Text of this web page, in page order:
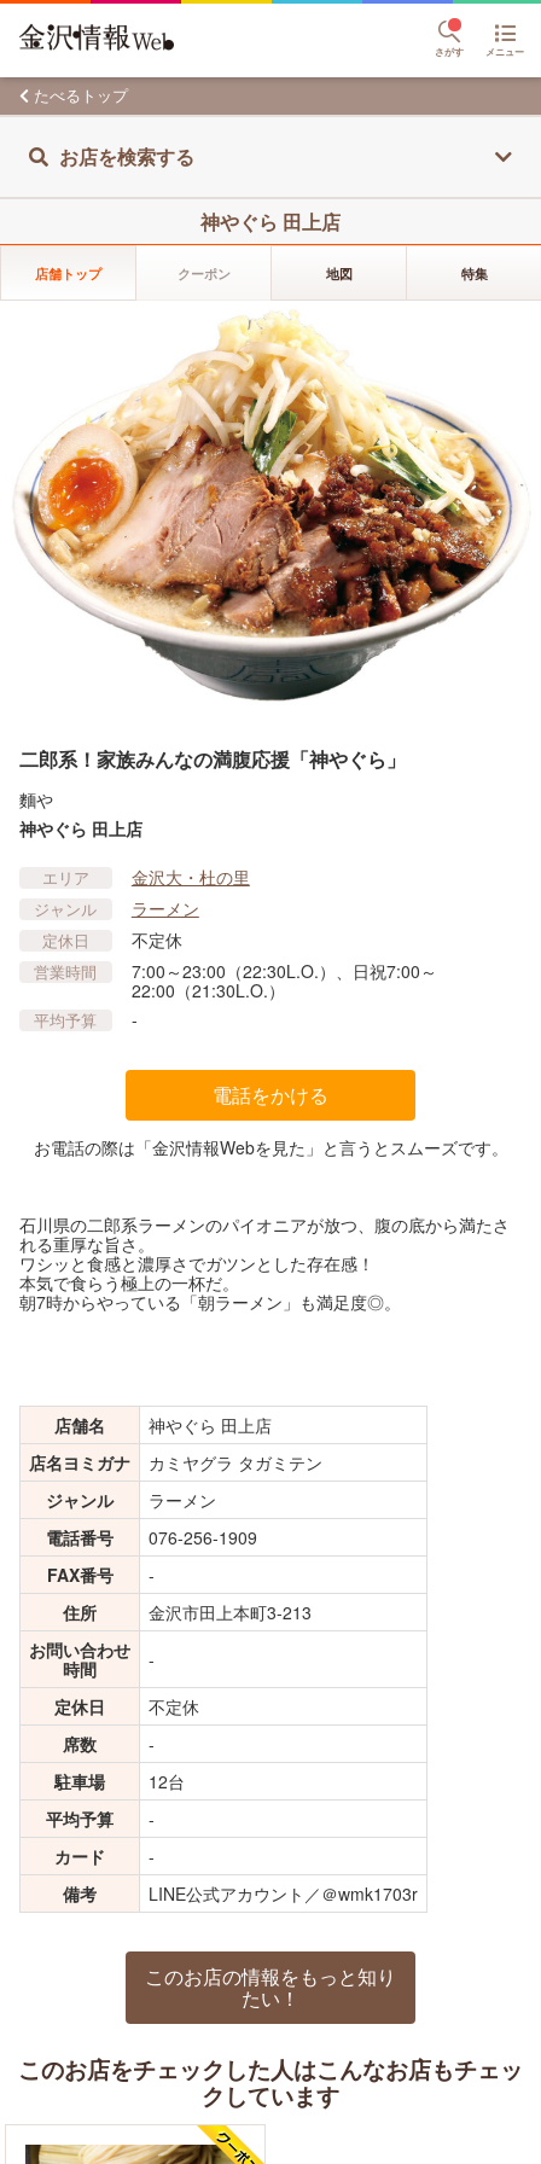
さがす メニュー
たべるトップ
お店を検索する
神やぐら 田上店
店舗トップ クーポン 地図 特集
二郎系！家族みんなの満腹応援「神やぐら」
麵や
神やぐら 田上店
エリア 金沢大・杜の里
ジャンル ラーメン
定休日 不定休
営業時間
7:00～23:00（22:30L.O.）、日祝7:00～
22:00（21:30L.O.）
平均予算 -
電話をかける
お電話の際は「金沢情報Webを見た」と言うとスムーズです。
石川県の二郎系ラーメンのパイオニアが放つ、腹の底から満たさ
れる重厚な旨さ。
ワシッと食感と濃厚さでガツンとした存在感！
本気で食らう極上の一杯だ。
朝7時からやっている「朝ラーメン」も満足度◎。
店舗名
神やぐら 田上店
店名ヨミガナ
カミヤグラ タガミテン
ジャンル
ラーメン
電話番号
076-256-1909
FAX番号
-
住所
金沢市田上本町3-213
お問い合わせ
時間
-
定休日
不定休
席数
-
駐車場
12台
平均予算
-
カード
-
備考
LINE公式アカウント／＠wmk1703r
このお店の情報をもっと知り
たい！
このお店をチェックした人はこんなお店もチェッ
クしています